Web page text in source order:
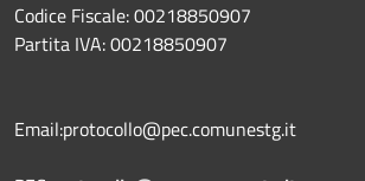
Codice Fiscale: 00218850907
Partita IVA: 00218850907
Email:protocollo@pec.comunestg.it